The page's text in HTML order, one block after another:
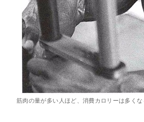
筋肉の量が多い人ほど、消費カロリーは多くな